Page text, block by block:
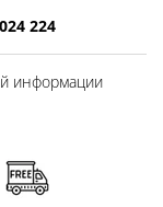
224
информации